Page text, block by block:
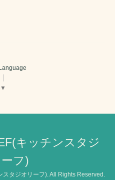
▼
キッチンスタジ
フ)
スタジオリーフ) . All Rights Reserved.